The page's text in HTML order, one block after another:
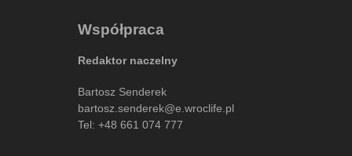
Współpraca
Redaktor naczelny
Bartosz Senderek
bartosz.senderek@e.wroclife.pl
Tel: +48 661 074 777